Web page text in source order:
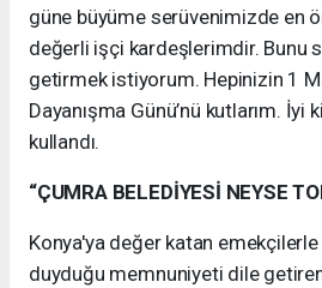
güne büyüme serüvenimizde en
değerli işçi kardeşlerimdir. Bunu
getirmek istiyorum. Hepinizin 1
Dayanışma Günü’nü kutlarım. İyi
kullandı.
“ÇUMRA BELEDİYESİ NEYSE
Konya'ya değer katan
duyduğu memnuniyeti dile